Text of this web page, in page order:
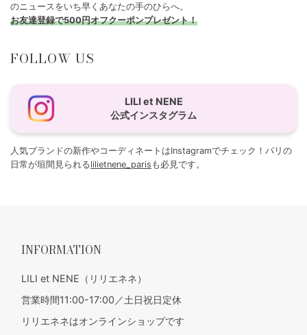
のニュースをいち早くあなたの手のひらへ。
お友達登録で500円オフクーポンプレゼント！
FOLLOW US
LILI et NENE
公式インスタグラム
人気ブランドの新作やコーディネートはInstagramでチェック！パリの
日常が垣間見られるlilietnene_paris も必見です。
INFORMATION
LILI et NENE（リリエネネ）
営業時間11:00-17:00／土日祝日定休
リリエネネはオンラインショップです